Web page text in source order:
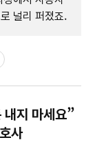
널리 퍼졌죠.
내지 마세요”
사